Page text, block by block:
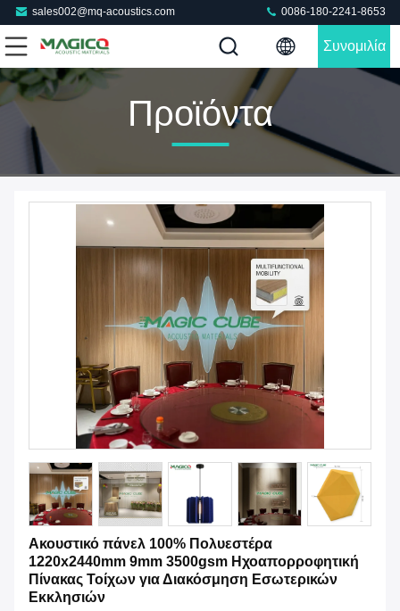
sales002@mq-acoustics.com 0086-180-2241-8653
Συνομιλία
Προϊόντα
Ακουστικό πάνελ 100% Πολυεστέρα
1220x2440mm 9mm 3500gsm Ηχοαπορροφητική
Πίνακας Τοίχων για Διακόσμηση Εσωτερικών
Εκκλησιών